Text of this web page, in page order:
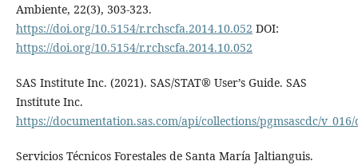
Ambiente, 22(3), 303-323.
https://doi.org/10.5154/r.rchscfa.2014.10.052 DOI:
https://doi.org/10.5154/r.rchscfa.2014.10.052
SAS Institute Inc. (2021). SAS/STAT® User’s Guide. SAS
Institute Inc.
https://documentation.sas.com/api/collections/pgmsascdc/
Servicios Técnicos Forestales de Santa María Jaltianguis.